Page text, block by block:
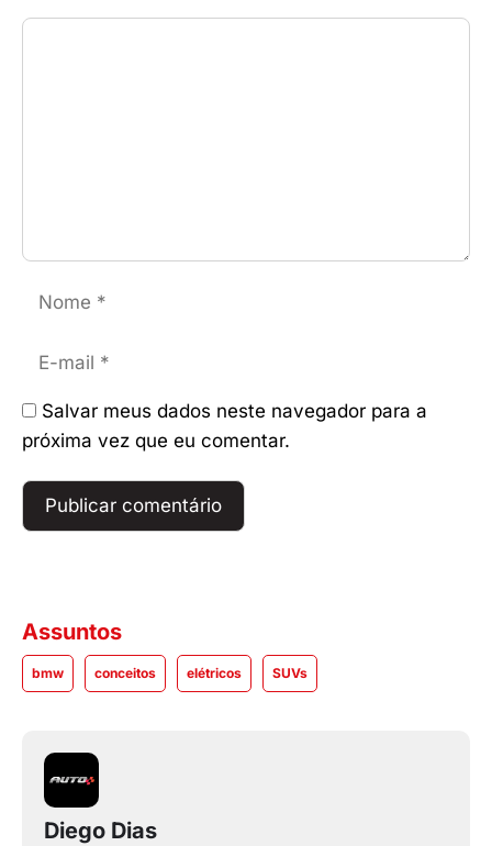
Comentário
mail
Salvar meus dados neste navegador para a
próxima vez que eu comentar.
Assuntos
bmw conceitos elétricos SUVs
Diego Dias